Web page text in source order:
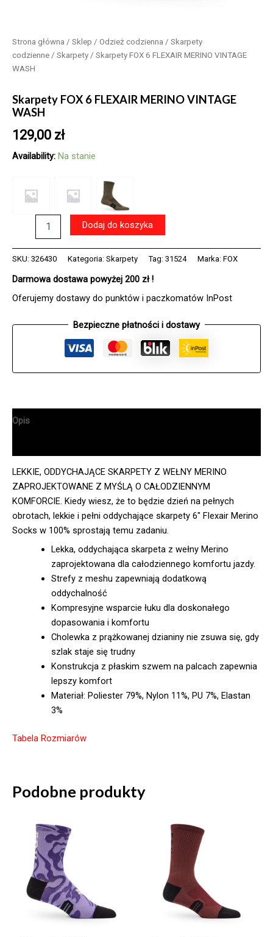
Strona główna / Sklep / Odzież codzienna / Skarpety
codzienne / Skarpety / Skarpety FOX 6 FLEXAIR MERINO VINTAGE
WASH
Skarpety FOX 6 FLEXAIR MERINO VINTAGE
WASH
129,00 zł
Availability: Na stanie
6
MERINO
VINTAGE
WASH
Dodaj do koszyka
SKU: 326430 Kategoria: Skarpety Tag: 31524 Marka: FOX
Darmowa dostawa powyżej 200 zł !
Oferujemy dostawy do punktów i paczkomatów InPost
Bezpieczne płatności i dostawy
Opis
LEKKIE, ODDYCHAJĄCE SKARPETY Z WEŁNY MERINO
ZAPROJEKTOWANE Z MYŚLĄ O CAŁODZIENNYM
KOMFORCIE. Kiedy wiesz, że to będzie dzień na pełnych
obrotach, lekkie i pełni oddychające skarpety 6″ Flexair Merino
Socks w 100% sprostają temu zadaniu.
Lekka, oddychająca skarpeta z wełny Merino
zaprojektowana dla całodziennego komfortu jazdy.
Strefy z meshu zapewniają dodatkową
oddychalność
Kompresyjne wsparcie łuku dla doskonałego
dopasowania i komfortu
Cholewka z prążkowanej dzianiny nie zsuwa się, gdy
szlak staje się trudny
Konstrukcja z płaskim szwem na palcach zapewnia
lepszy komfort
Materiał: Poliester 79%, Nylon 11%, PU 7%, Elastan
3%
Tabela Rozmiarów
Podobne produkty